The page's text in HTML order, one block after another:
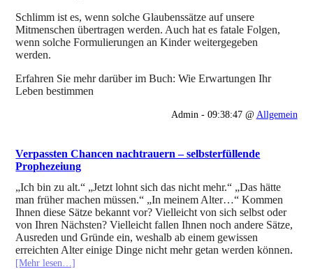
Schlimm ist es, wenn solche Glaubenssätze auf unsere
Mitmenschen übertragen werden. Auch hat es fatale Folgen,
wenn solche Formulierungen an Kinder weitergegeben
werden.
Erfahren Sie mehr darüber im Buch: Wie Erwartungen Ihr
Leben bestimmen
Admin - 09:38:47 @ Allgemein
Verpassten Chancen nachtrauern – selbsterfüllende
Prophezeiung
„Ich bin zu alt.“ „Jetzt lohnt sich das nicht mehr.“ „Das hätte
man früher machen müssen.“ „In meinem Alter…“ Kommen
Ihnen diese Sätze bekannt vor? Vielleicht von sich selbst oder
von Ihren Nächsten? Vielleicht fallen Ihnen noch andere Sätze,
Ausreden und Gründe ein, weshalb ab einem gewissen
erreichten Alter einige Dinge nicht mehr getan werden können.
[Mehr lesen…]